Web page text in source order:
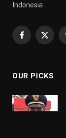
Indonesia
Facebook
X
OUR PICKS